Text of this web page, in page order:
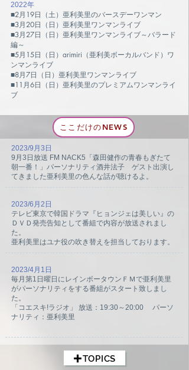
2022年
■2月19日（土）亜利美里のバースデーワンマン
​■3月20日（日）亜利美里ワンマンライブ
■3月27日（日）亜利美里ワンマンライブ～バラード
編～
■5月15日（日）arimiri（亜利美ボーカルバンド）ワ
ンマンライブ
■8月7日（日）亜利美里ワンマンライブ
​■11月6日（日）亜利美里のプレミアムワンマンライ
ブ
ここだけのNEWS
2023/9月3日
9月3日放送 FM NACK5「森田健作の青春もぎたて
朝一番！」パーソナリティ酒井法子 ゲスト出演し
てきました亜利美里の色んな話が聴けるよ。
2023/6月2日
テレビ東京で韓国ドラマ『ヒョンジェは美しい』の
ＤＶＤ発売告知として番組で内容が放送されまし
た。
亜利美里はユナ役の吹き替えを担当しております。
2023/4月1日
毎月第1日曜日にレインボータウンＦＭで亜利美里
がパーソナリティをする番組がスタート致しまし
た。
「コエスキ!ラジオ」 放送：19:30～20:00 パーソ
ナリティ：亜利美里
✚TOPICS